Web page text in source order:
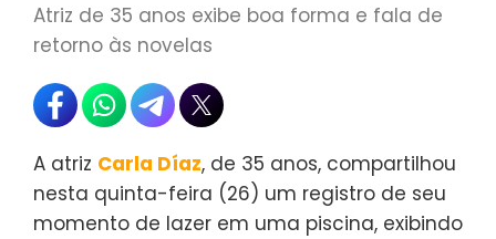
Atriz de 35 anos exibe boa forma e fala de
retorno às novelas
A atriz Carla Díaz, de 35 anos, compartilhou
nesta quinta-feira (26) um registro de seu
momento de lazer em uma piscina, exibindo